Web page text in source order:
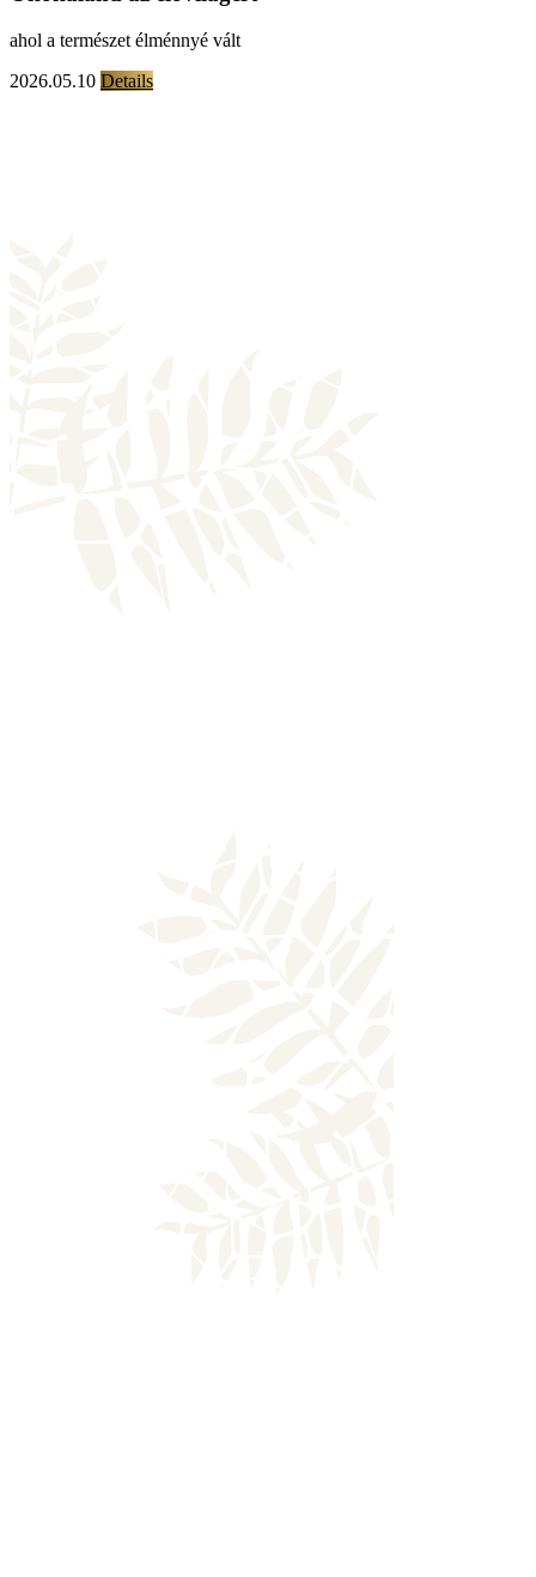
ahol a természet élménnyé vált
2026.05.10 Details